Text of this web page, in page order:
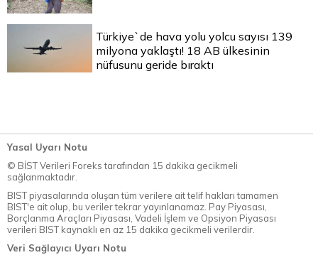
Türkiye`de hava yolu yolcu sayısı 139
milyona yaklaştı! 18 AB ülkesinin
nüfusunu geride bıraktı
Yasal Uyarı Notu
© BİST Verileri Foreks tarafından 15 dakika gecikmeli
sağlanmaktadır.
BIST piyasalarında oluşan tüm verilere ait telif hakları tamamen
BIST'e ait olup, bu veriler tekrar yayınlanamaz. Pay Piyasası,
Borçlanma Araçları Piyasası, Vadeli İşlem ve Opsiyon Piyasası
verileri BIST kaynaklı en az 15 dakika gecikmeli verilerdir.
Veri Sağlayıcı Uyarı Notu